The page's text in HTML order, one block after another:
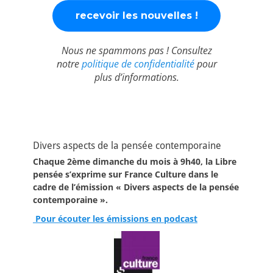
Nous ne spammons pas ! Consultez
notrepolitique de confidentialitépour
plus d’informations.
Divers aspects de la pensée contemporaine
Chaque 2ème dimanche du mois à 9h40, la Libre
pensée s’exprime sur France Culture dans le
cadre de l’émission « Divers aspects de la pensée
contemporaine ».
Pour écouter les émissions en podcast